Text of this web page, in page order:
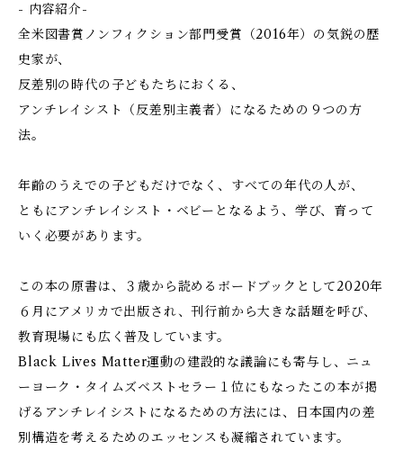
- 内容紹介-
全米図書賞ノンフィクション部門受賞（2016年）の気鋭の歴
史家が、
反差別の時代の子どもたちにおくる、
アンチレイシスト（反差別主義者）になるための９つの方
法。
年齢のうえでの子どもだけでなく、すべての年代の人が、
ともにアンチレイシスト・ベビーとなるよう、学び、育って
いく必要があります。
この本の原書は、３歳から読めるボードブックとして2020年
６月にアメリカで出版され、刊行前から大きな話題を呼び、
教育現場にも広く普及しています。
Black Lives Matter運動の建設的な議論にも寄与し、ニュ
ーヨーク・タイムズベストセラー１位にもなったこの本が掲
げるアンチレイシストになるための方法には、日本国内の差
別構造を考えるためのエッセンスも凝縮されています。